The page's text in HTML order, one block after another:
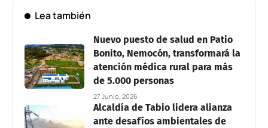
Lea también
Nuevo puesto de salud en Patio
Bonito, Nemocón, transformará la
atención médica rural para más
de 5.000 personas
27 Junio, 2026
Alcaldía de Tabio lidera alianza
ante desafíos ambientales de